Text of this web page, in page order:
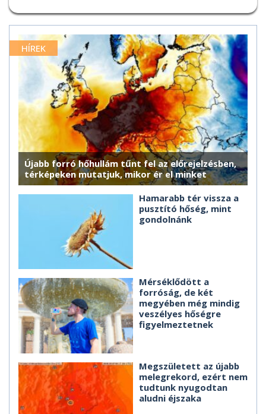
HÍREK
Újabb forró hőhullám tűnt fel az előrejelzésben,
térképeken mutatjuk, mikor ér el minket
Hamarabb tér vissza a
pusztító hőség, mint
gondolnánk
Mérséklődött a
forróság, de két
megyében még mindig
veszélyes hőségre
figyelmeztetnek
Megszületett az újabb
melegrekord, ezért nem
tudtunk nyugodtan
aludni éjszaka